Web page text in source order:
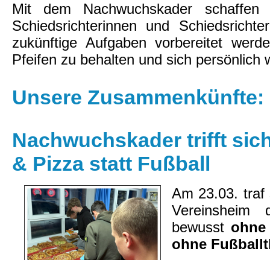
Mit dem Nachwuchskader
Schiedsrichterinnen und
zukünftige Aufgaben vorbereitet
Pfeifen zu behalten und sich persönlich
Unsere Zusammenkünfte:
Nachwuchskader trifft
& Pizza statt Fußball
Am 23.03. traf
bewusst
ohne